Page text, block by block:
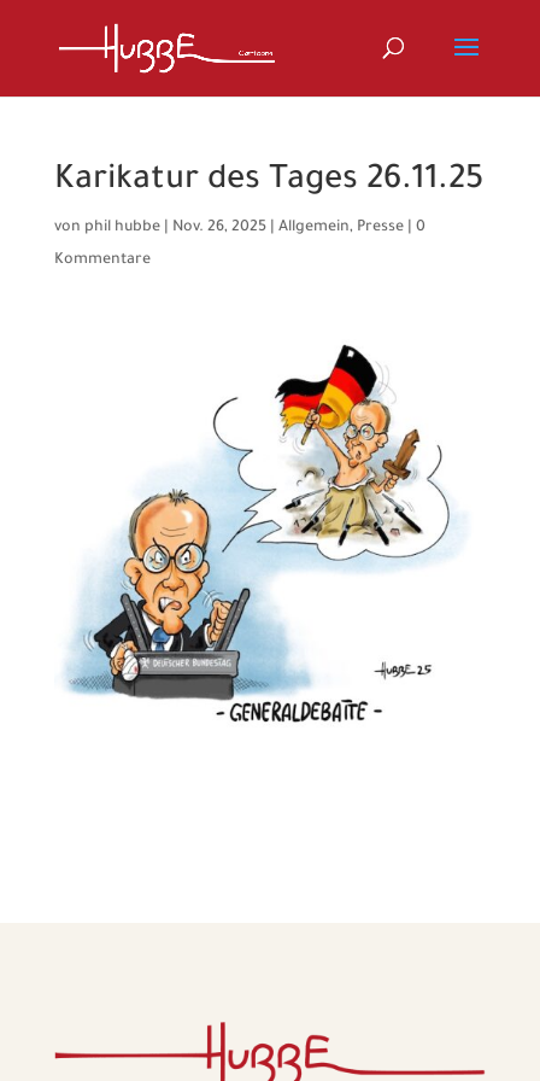
Karikatur des Tages 26.11.25
von phil hubbe| Nov. 26, 2025| Allgemein, Presse| 0
Kommentare